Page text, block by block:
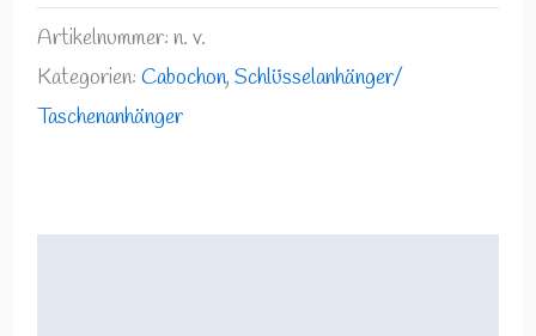
Artikelnummer: n. v.
Kategorien: Cabochon, Schlüsselanhänger/
Taschenanhänger